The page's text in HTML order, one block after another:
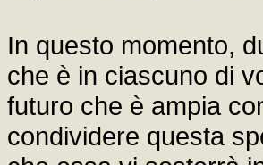
In questo momento,
che è in ciascuno di
futuro che è ampia
condividere questa